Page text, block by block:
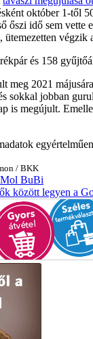
október 1-től
őszi idő sem
végzik
és 158
meg 2021
sokkal jobban
is megújult.
/ BKK
Mol BuBi
között legyen a